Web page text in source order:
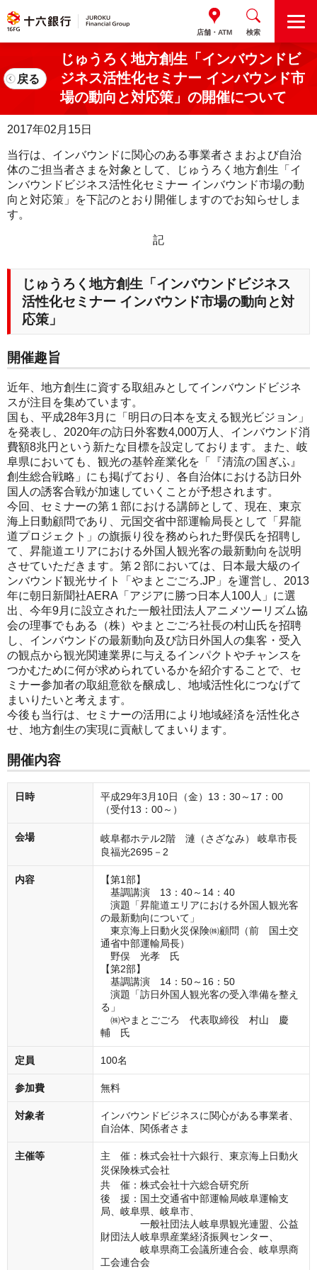
検索
店舗・ATM
M
N
U
じゅうろく地方創生「インバウンドビ
ジネス活性化セミナー インバウンド市
場の動向と対応策」の開催について
戻る
2017年02月15日
当行は、インバウンドに関心のある事業者さまおよび自治
体のご担当者さまを対象として、じゅうろく地方創生「イ
ンバウンドビジネス活性化セミナー インバウンド市場の動
向と対応策」を下記のとおり開催しますのでお知らせしま
す。
記
じゅうろく地方創生「インバウンドビジネス
活性化セミナー インバウンド市場の動向と対
応策」
開催趣旨
近年、地方創生に資する取組みとしてインバウンドビジネ
スが注目を集めています。
国も、平成28年3月に「明日の日本を支える観光ビジョン」
を発表し、2020年の訪日外客数4,000万人、インバウンド消
費額8兆円という新たな目標を設定しております。また、岐
阜県においても、観光の基幹産業化を「『清流の国ぎふ』
創生総合戦略」にも掲げており、各自治体における訪日外
国人の誘客合戦が加速していくことが予想されます。
今回、セミナーの第１部における講師として、現在、東京
海上日動顧問であり、元国交省中部運輸局長として「昇龍
道プロジェクト」の旗振り役を務められた野俣氏を招聘し
て、昇龍道エリアにおける外国人観光客の最新動向を説明
させていただきます。第２部においては、日本最大級のイ
ンバウンド観光サイト「やまとごごろ.JP」を運営し、2013
年に朝日新聞社AERA「アジアに勝つ日本人100人」に選
出、今年9月に設立された一般社団法人アニメツーリズム協
会の理事でもある（株）やまとごごろ社長の村山氏を招聘
し、インバウンドの最新動向及び訪日外国人の集客・受入
の観点から観光関連業界に与えるインパクトやチャンスを
つかむために何が求められているかを紹介することで、セ
ミナー参加者の取組意欲を醸成し、地域活性化につなげて
まいりたいと考えます。
今後も当行は、セミナーの活用により地域経済を活性化さ
せ、地方創生の実現に貢献してまいります。
開催内容
日時
平成29年3月10日（金）13：30～17：00
（受付13：00～）
会場 岐阜都ホテル2階 漣（さざなみ）
岐阜市長
良福光2695－2
内容
【第1部】
基調講演 13：40～14：40
演題「昇龍道エリアにおける外国人観光客
の最新動向について」
東京海上日動火災保険㈱顧問（前 国土交
通省中部運輸局長）
野俣 光孝 氏
【第2部】
基調講演 14：50～16：50
演題「訪日外国人観光客の受入準備を整え
る」
㈱やまとごごろ 代表取締役 村山 慶
輔 氏
定員 100名
参加費 無料
対象者
インバウンドビジネスに関心がある事業者、
自治体、関係者さま
主催等
主 催：株式会社十六銀行、東京海上日動火
災保険株式会社
共 催：株式会社十六総合研究所
後 援：国土交通省中部運輸局岐阜運輸支
局、岐阜県、岐阜市、
一般社団法人岐阜県観光連盟、公益
財団法人岐阜県産業経済振興センター、
岐阜県商工会議所連合会、岐阜県商
工会連合会